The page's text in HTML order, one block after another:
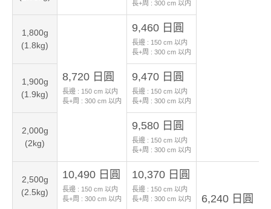
長+周 : 300 cm 以内
1,800g
(1.8kg)
8,720 日圓
長邊 : 150 cm 以内
長+周 : 300 cm 以内
9,460 日圓
長邊 : 150 cm 以内
長+周 : 300 cm 以内
1,900g
(1.9kg)
9,470 日圓
長邊 : 150 cm 以内
長+周 : 300 cm 以内
2,000g
(2kg)
9,580 日圓
長邊 : 150 cm 以内
長+周 : 300 cm 以内
2,500g
(2.5kg)
10,490 日圓
長邊 : 150 cm 以内
長+周 : 300 cm 以内
10,370 日圓
長邊 : 150 cm 以内
長+周 : 300 cm 以内 6,240 日圓